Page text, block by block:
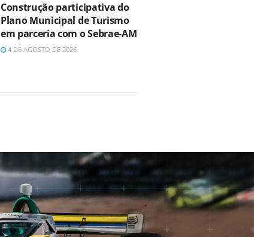
Construção participativa do
Plano Municipal de Turismo
em parceria com o Sebrae-AM
4 DE AGOSTO DE 2026